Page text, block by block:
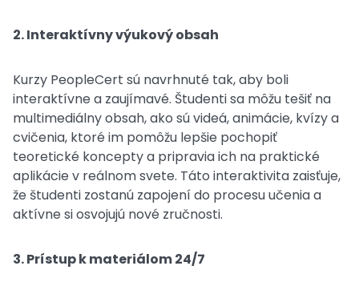
2. Interaktívny výukový obsah
Kurzy PeopleCert sú navrhnuté tak, aby boli
interaktívne a zaujímavé. Študenti sa môžu tešiť na
multimediálny obsah, ako sú videá, animácie, kvízy a
cvičenia, ktoré im pomôžu lepšie pochopiť
teoretické koncepty a pripravia ich na praktické
aplikácie v reálnom svete. Táto interaktivita zaisťuje,
že študenti zostanú zapojení do procesu učenia a
aktívne si osvojujú nové zručnosti.
3. Prístup k materiálom 24/7